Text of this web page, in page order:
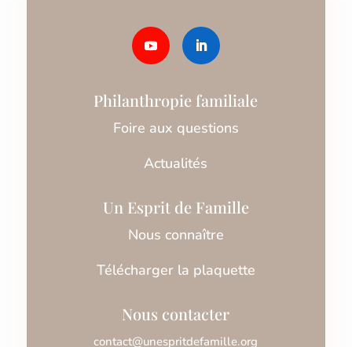
Philanthropie familiale
Foire aux questions
Actualités
Un Esprit de Famille
Nous connaître
Télécharger la plaquette
Nous contacter
contact@unespritdefamille.org